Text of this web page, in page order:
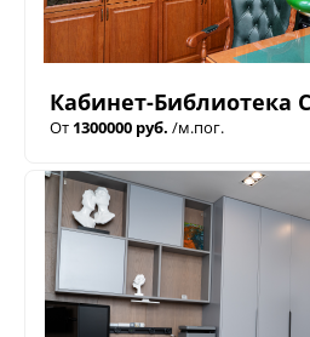
Кабинет-Библиотека
От 1300000 руб. /м.пог.